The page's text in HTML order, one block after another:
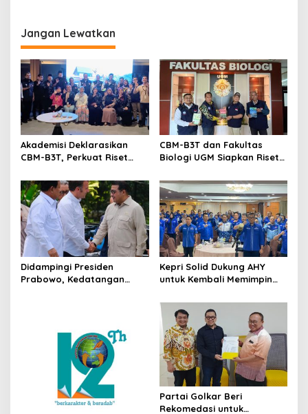
Jangan Lewatkan
Akademisi Deklarasikan
CBM-B3T, Perkuat Riset
Perbatasan dan Daerah 3T
CBM-B3T dan Fakultas
Biologi UGM Siapkan Riset
Penguatan Biomaritim
Wilayah 3T
Didampingi Presiden
Prabowo, Kedatangan
Kepri Solid Dukung AHY
untuk Kembali Memimpin
Partai Golkar Beri
Rekomedasi untuk